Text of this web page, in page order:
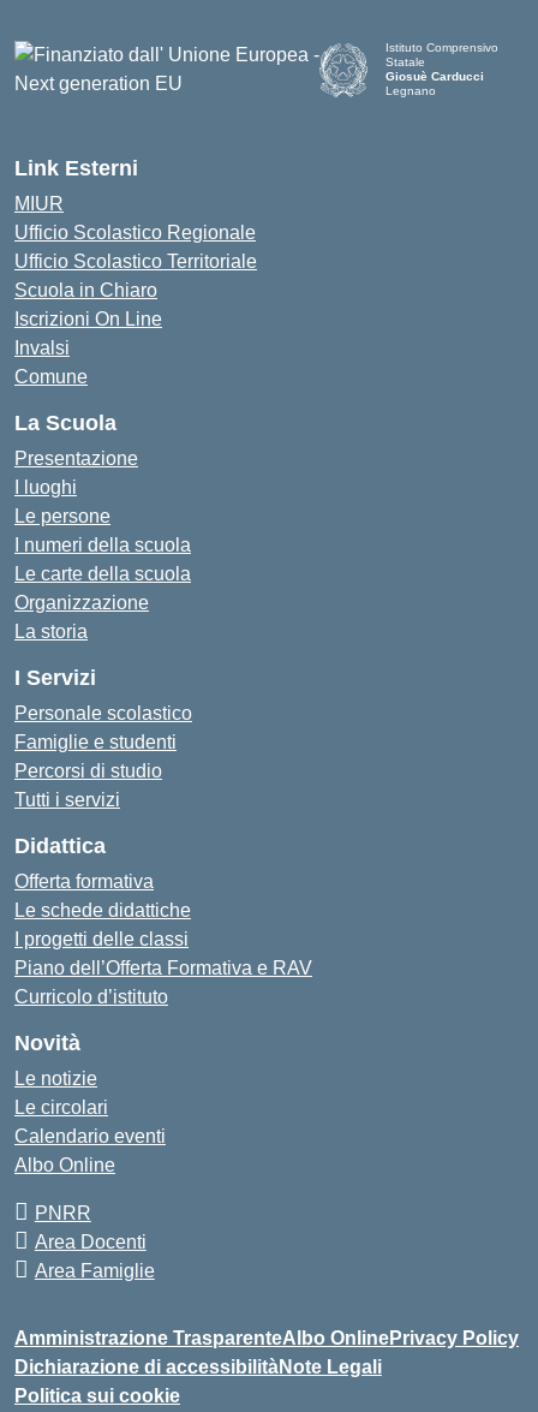
Istituto Comprensivo
Statale
Giosuè Carducci
Legnano
Link Esterni
MIUR
Ufficio Scolastico Regionale
Ufficio Scolastico Territoriale
Scuola in Chiaro
Iscrizioni On Line
Invalsi
Comune
La Scuola
Presentazione
I luoghi
Le persone
I numeri della scuola
Le carte della scuola
Organizzazione
La storia
I Servizi
Personale scolastico
Famiglie e studenti
Percorsi di studio
Tutti i servizi
Didattica
Offerta formativa
Le schede didattiche
I progetti delle classi
Piano dell’Offerta Formativa e RAV
Curricolo d’istituto
Novità
Le notizie
Le circolari
Calendario eventi
Albo Online
PNRR
Area Docenti
Area Famiglie
Amministrazione TrasparenteAlbo OnlinePrivacy Policy
Dichiarazione di accessibilitàNote Legali
Politica sui cookie